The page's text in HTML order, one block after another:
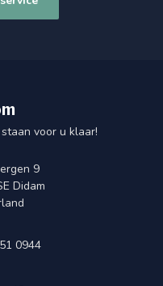
voor u klaar!
9
Didam
0944